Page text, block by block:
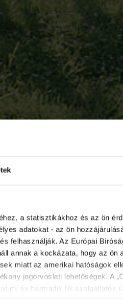
a statisztikákhoz és az ön
adatokat - az ön
felhasználják. Az Európai
annak a kockázata, hogy az ön
miatt az amerikai hatóságok
jogorvoslati lehetőségek. A
mi és harmadik fél szolgáltatók